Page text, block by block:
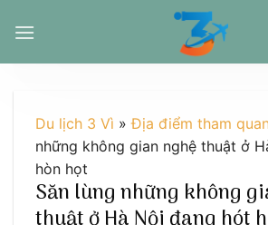
đến
Du lịch 3 Vì »Địa điểm tham
những không gian nghệ thuật ở
hòn họt
Săn lùng những không